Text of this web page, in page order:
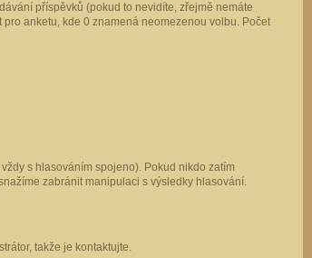
příspěvků (pokud to nevidíte, zřejmě nemáte
pro anketu, kde 0 znamená neomezenou volbu. Počet
s hlasováním spojeno). Pokud nikdo zatím
zabránit manipulaci s výsledky hlasování.
takže je kontaktujte.